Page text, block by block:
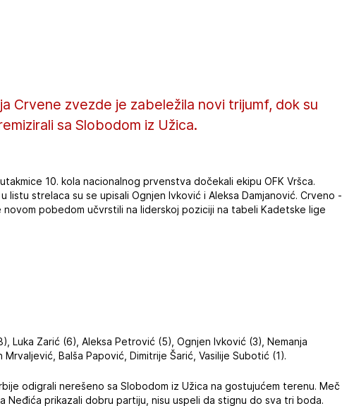
Crvene zvezde je zabeležila novi trijumf, dok su
sa Slobodom iz Užica.
10. kola nacionalnog prvenstva dočekali ekipu OFK Vršca.
listu strelaca su se upisali Ognjen Ivković i Aleksa Damjanović. Crveno -
pobedom učvrstili na liderskoj poziciji na tabeli Kadetske lige
Luka Zarić (6), Aleksa Petrović (5), Ognjen Ivković (3), Nemanja
Balša Papović, Dimitrije Šarić, Vasilije Subotić (1).
odigrali nerešeno sa Slobodom iz Užica na gostujućem terenu. Meč
Neđića prikazali dobru partiju, nisu uspeli da stignu do sva tri boda.